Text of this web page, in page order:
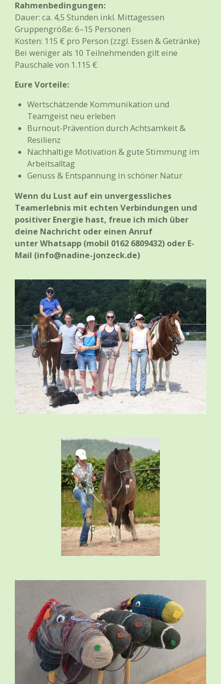
Rahmenbedingungen:
Dauer: ca. 4,5 Stunden inkl. Mittagessen
Gruppengröße: 6–15 Personen
Kosten: 115 € pro Person (zzgl. Essen & Getränke)
Bei weniger als 10 Teilnehmenden gilt eine
Pauschale von 1.115 €
Eure Vorteile:
Wertschätzende Kommunikation und
Teamgeist neu erleben
Burnout-Prävention durch Achtsamkeit &
Resilienz
Nachhaltige Motivation & gute Stimmung im
Arbeitsalltag
Genuss & Entspannung in schöner Natur
Wenn du Lust auf ein unvergessliches
Teamerlebnis mit echten Verbindungen und
positiver Energie hast, freue ich mich über
deine Nachricht oder einen Anruf
unterWhatsapp (mobil 0162 6809432) oder E-
Mail (info@nadine-jonzeck.de)